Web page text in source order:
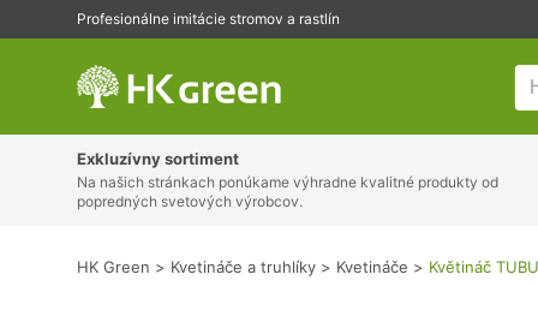
Profesionálne imitácie stromov a rastlín
HK Green Kvetináče a truhlíky Kvetináče Květináč
Exkluzívny sortiment
Na našich stránkach ponúkame výhradne kvalitné produkty od
popredných svetových výrobcov.